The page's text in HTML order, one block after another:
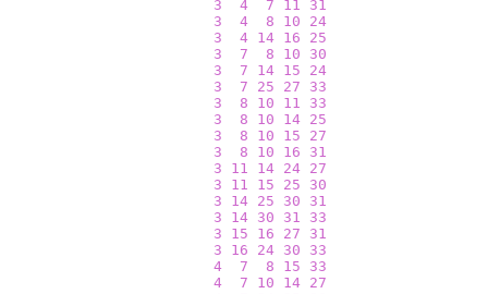
3
4 7 11
31
3
4 8 10
24
3
4 14 16
25
3
7 8 10
30
3
7 14 15
24
3
7 25 27
33
3
8 10 11
33
3
8 10 14 25
3
8 10 15
27
3
8 10 16
31
3
11 14 24 27
3
11 15 25
30
3
14 25 30
31
3
14 30 31
33
3
15 16 27
31
3
16 24 30
33
4
7 8 15
33
4
7 10 14 27